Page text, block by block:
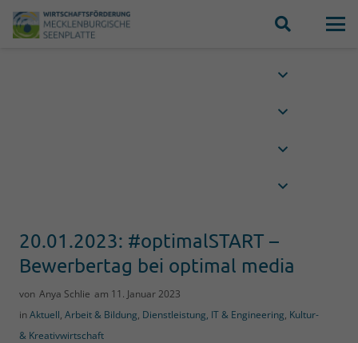
20.01.2023: #optimalSTART –
Bewerbertag bei optimal media
von Anya Schlie am 11. Januar 2023
inAktuell, Arbeit & Bildung, Dienstleistung, IT & Engineering, Kultur-
& Kreativwirtschaft